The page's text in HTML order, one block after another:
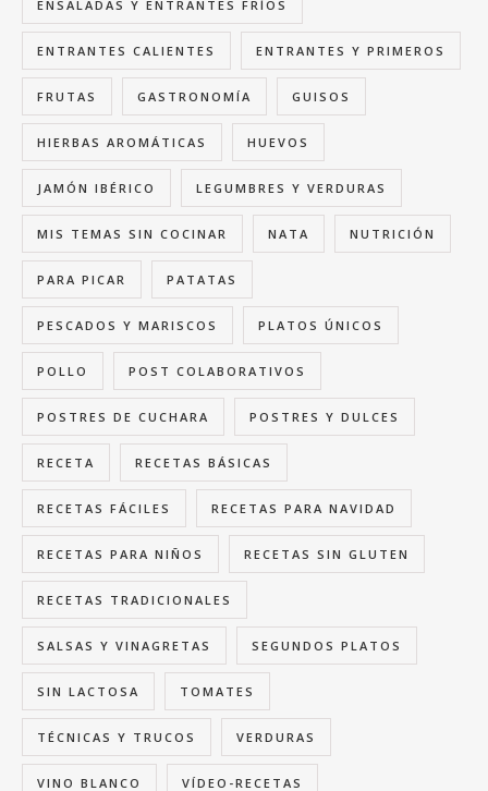
ENSALADAS Y ENTRANTES FRÍOS
ENTRANTES CALIENTES ENTRANTES Y PRIMEROS
FRUTAS GASTRONOMÍA GUISOS
HIERBAS AROMÁTICAS HUEVOS
JAMÓN IBÉRICO LEGUMBRES Y VERDURAS
MIS TEMAS SIN COCINAR NATA NUTRICIÓN
PARA PICAR PATATAS
PESCADOS Y MARISCOS PLATOS ÚNICOS
POLLO POST COLABORATIVOS
POSTRES DE CUCHARA POSTRES Y DULCES
RECETA RECETAS BÁSICAS
RECETAS FÁCILES RECETAS PARA NAVIDAD
RECETAS PARA NIÑOS RECETAS SIN GLUTEN
RECETAS TRADICIONALES
SALSAS Y VINAGRETAS SEGUNDOS PLATOS
SIN LACTOSA TOMATES
TÉCNICAS Y TRUCOS VERDURAS
VINO BLANCO VÍDEO-RECETAS